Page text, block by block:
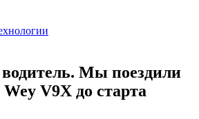
Мы поездили
V9X до старта